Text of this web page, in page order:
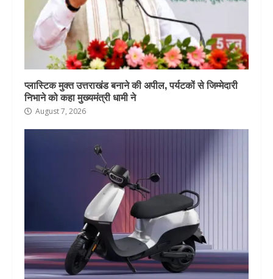
प्लास्टिक मुक्त उत्तराखंड बनाने की अपील, पर्यटकों से जिम्मेदारी
निभाने को कहा मुख्यमंत्री धामी ने
August 7, 2026